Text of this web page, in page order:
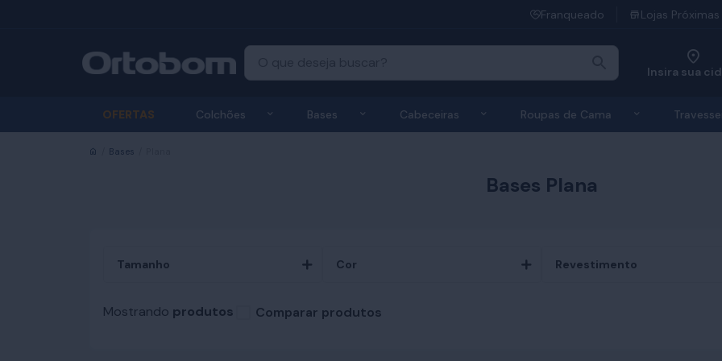
Franqueado Lojas Próximas
Insira sua
OFERTAS Colchões Exibir submenu de Colchões
Bases Exibir submenu de Bases
Cabeceiras Exibir submenu de Cabeceiras
Roupas de Cama Exibir
Início
Bases
Bases Plana
Tamanho Cor Revestimento
Mostrando produtos Comparar produtos